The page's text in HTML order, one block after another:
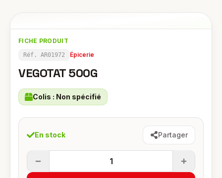
FICHE PRODUIT
Réf. AR01972 Épicerie
VEGOTAT 500G
Colis : Non spécifié
En stock Partager
1